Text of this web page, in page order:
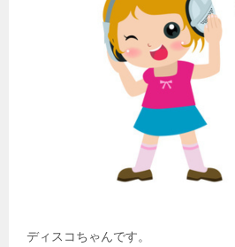
ディスコちゃんです。